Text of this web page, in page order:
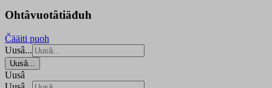
Ohtâvuotâtiäđuh
Čääiti puoh
Uusâ...
Uusâ...
Uusâ